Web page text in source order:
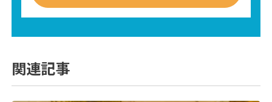
関連記事